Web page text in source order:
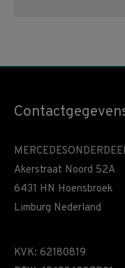
Akerstraat Noord 52A
6431 HN Hoensbroek
Limburg Nederland
KVK: 62180819